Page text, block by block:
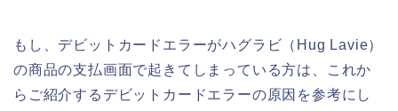
もし、デビットカードエラーがハグラビ（Hug Lavie）
の商品の支払画面で起きてしまっている方は、これか
らご紹介するデビットカードエラーの原因を参考にし